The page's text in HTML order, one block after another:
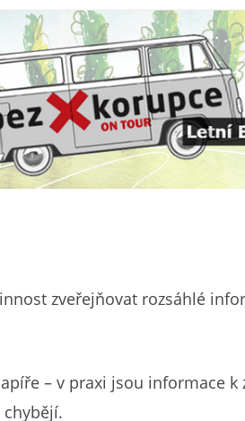
zveřejňovat rozsáhlé
– v praxi jsou informace k